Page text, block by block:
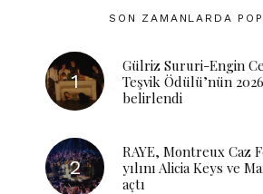
SON ZAMANLARDA
Gülriz Sururi-Engin
Teşvik Ödülü’nün
belirlendi
RAYE, Montreux Caz
yılını Alicia Keys ve
açtı